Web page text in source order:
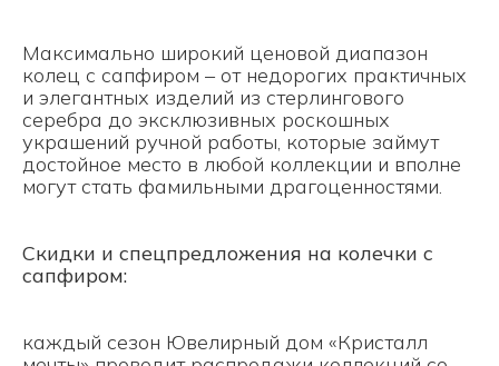
Максимально широкий ценовой диапазон
колец с сапфиром – от недорогих практичных
и элегантных изделий из стерлингового
серебра до эксклюзивных роскошных
украшений ручной работы, которые займут
достойное место в любой коллекции и вполне
могут стать фамильными драгоценностями.
Скидки и спецпредложения на колечки с
сапфиром:
каждый сезон Ювелирный дом «Кристалл